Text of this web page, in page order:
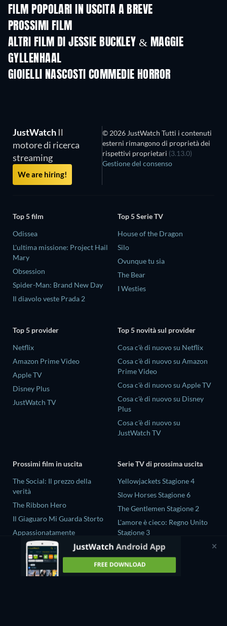
FILM POPOLARI IN USCITA A BREVE
PROSSIMI FILM
ALTRI FILM DI JESSIE BUCKLEY & MAGGIE
GYLLENHAAL
GIOIELLI NASCOSTI COMMEDIE HORROR
JustWatch Il
motore di ricerca
streaming
We are hiring!
© 2026 JustWatch Tutti i contenuti
esterni rimangono di proprietà dei
rispettivi proprietari (3.13.0)
Gestione del consenso
Top 5 film
Odissea
L'ultima missione: Project Hail
Mary
Obsession
Spider-Man: Brand New Day
Il diavolo veste Prada 2
Top 5 Serie TV
House of the Dragon
Silo
Ovunque tu sia
The Bear
I Westies
Top 5 provider
Netflix
Amazon Prime Video
Apple TV
Disney Plus
JustWatch TV
Top 5 novità sul provider
Cosa c'è di nuovo su Netflix
Cosa c'è di nuovo su Amazon
Prime Video
Cosa c'è di nuovo su Apple TV
Cosa c'è di nuovo su Disney
Plus
Cosa c'è di nuovo su
JustWatch TV
Prossimi film in uscita
The Social: Il prezzo della
verità
The Ribbon Hero
Il Giaguaro Mi Guarda Storto
Appassionatamente
Rory Scovel: Show Must Go
Serie TV di prossima uscita
Yellowjackets Stagione 4
Slow Horses Stagione 6
The Gentlemen Stagione 2
L'amore è cieco: Regno Unito
Stagione 3
Gold Spoon Stagione 2